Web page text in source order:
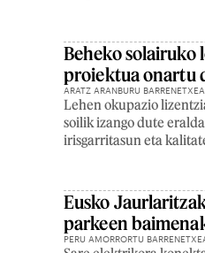
Beheko
proiektua onartu
ARATZ ARANBURU BARRENETXEA
Lehen okupazio
soilik izango dute
irisgarritasun eta
Eusko
parkeen
PERU AMORRORTU